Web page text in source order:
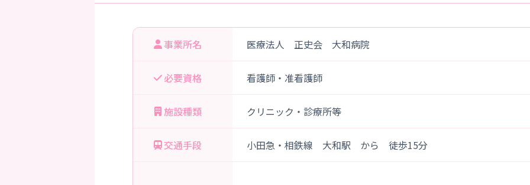
事業所名 医療法人 正史会 大和病院
必要資格 看護師・准看護師
施設種類 クリニック・診療所等
交通手段 小田急・相鉄線 大和駅 から 徒歩15分